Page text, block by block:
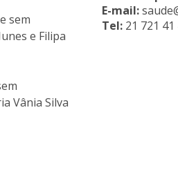
sem
e Filipa
Vânia Silva
E-mail:
Tel: 21 721 41